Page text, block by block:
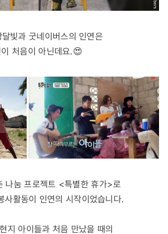
빛과 굿네이버스의 인연은
이 처음이 아닌데요.😍
나눔 프로젝트 <특별한 휴가>로
사활동이 인연의 시작이었습니다.
지 아이들과 처음 만났을 때의